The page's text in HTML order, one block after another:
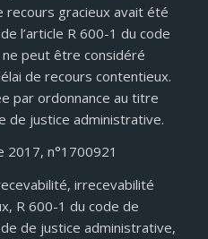
recours gracieux avait été
l’article R 600-1 du code
ne peut être considéré
de recours contentieux.
par ordonnance au titre
de justice administrative.
2017, n°1700921
irrecevabilité
R 600-1 du code de
de justice administrative,